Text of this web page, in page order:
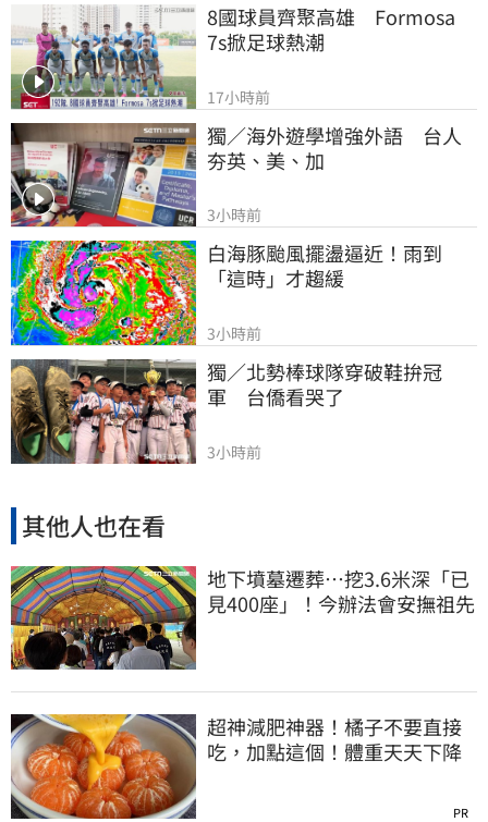
8國球員齊聚高雄　Formosa
7s掀足球熱潮
17小時前
獨／海外遊學增強外語　台人
夯英、美、加
3小時前
白海豚颱風擺盪逼近！雨到
「這時」才趨緩
3小時前
獨／北勢棒球隊穿破鞋拚冠
軍　台僑看哭了
3小時前
其他人也在看
地下墳墓遷葬…挖3.6米深「已
見400座」！今辦法會安撫祖先
超神減肥神器！橘子不要直接
吃，加點這個！體重天天下降
PR